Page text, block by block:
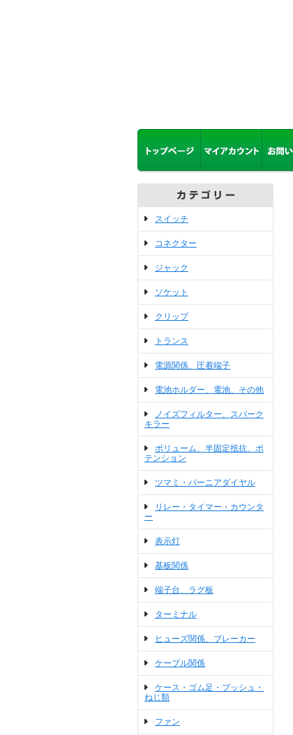
スイッチ
コネクター
ジャック
ソケット
クリップ
トランス
電源関係、圧着端子
電池ホルダー、電池、その他
ノイズフィルター、スパーク
キラー
ボリューム、半固定抵抗、ポ
テンション
ツマミ・バーニアダイヤル
リレー・タイマー・カウンタ
ー
表示灯
基板関係
端子台、ラグ板
ターミナル
ヒューズ関係、ブレーカー
ケーブル関係
ケース・ゴム足・ブッシュ・
ねじ類
ファン